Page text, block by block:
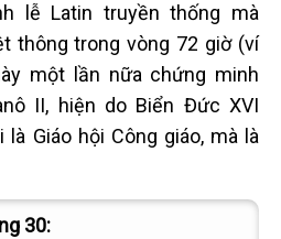
lễ Latin truyền thống mà
thông trong vòng 72 giờ (ví
một lần nữa chứng minh
II, hiện do Biển Đức XVI
Giáo hội Công giáo, mà là
30: